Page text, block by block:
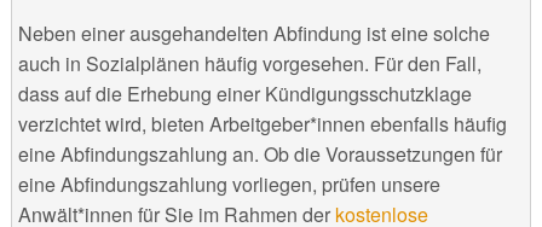
Neben einer ausgehandelten Abfindung ist eine solche
auch in Sozialplänen häufig vorgesehen. Für den Fall,
dass auf die Erhebung einer Kündigungsschutzklage
verzichtet wird, bieten Arbeitgeber*innen ebenfalls häufig
eine Abfindungszahlung an. Ob die Voraussetzungen für
eine Abfindungszahlung vorliegen, prüfen unsere
Anwält*innen für Sie im Rahmen der kostenlose